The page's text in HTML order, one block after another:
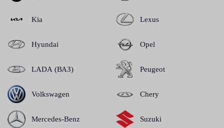
Kia
Hyundai
LADA (ВАЗ)
Volkswagen
Mercedes-Benz
Lexus
Opel
Peugeot
Chery
Suzuki